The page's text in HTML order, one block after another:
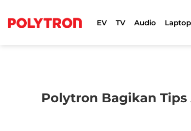
content
EV TV Audio Laptop
Polytron Bagikan